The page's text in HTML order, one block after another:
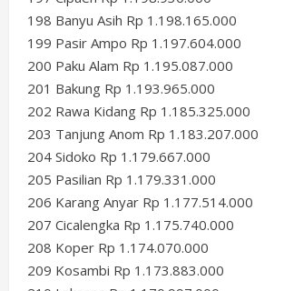
198 Banyu Asih Rp 1.198.165.000
199 Pasir Ampo Rp 1.197.604.000
200 Paku Alam Rp 1.195.087.000
201 Bakung Rp 1.193.965.000
202 Rawa Kidang Rp 1.185.325.000
203 Tanjung Anom Rp 1.183.207.000
204 Sidoko Rp 1.179.667.000
205 Pasilian Rp 1.179.331.000
206 Karang Anyar Rp 1.177.514.000
207 Cicalengka Rp 1.175.740.000
208 Koper Rp 1.174.070.000
209 Kosambi Rp 1.173.883.000